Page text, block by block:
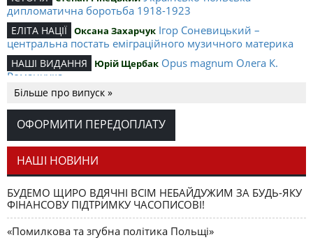
дипломатична боротьба 1918-1923
ЕЛІТА НАЦІЇ Оксана Захарчук Ігор Соневицький –
центральна постать еміграційного музичного материка
НАШІ ВИДАННЯ Юрій Щербак Opus magnum Олега К.
Романчука
РЕЦЕНЗІЇ Петро Іванишин
Романчука
СЛОВО РЕДАКЦІЙНЕ Олег К. Романчук
як уособлення української політстратегії й тактики
Більше про випуск »
ОФОРМИТИ ПЕРЕДОПЛАТУ
НАШІ НОВИНИ
БУДЕМО ЩИРО ВДЯЧНІ ВСІМ НЕБАЙДУЖИМ ЗА БУДЬ-ЯКУ
ФІНАНСОВУ ПІДТРИМКУ ЧАСОПИСОВІ!
«Помилкова та згубна політика Польщі»